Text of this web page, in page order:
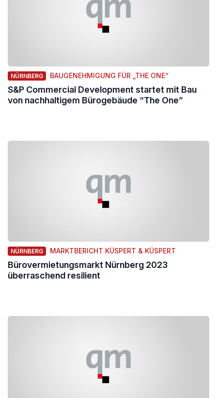
NÜRNBERG BAUGENEHMIGUNG FÜR „THE ONE“
S&P Commercial Development startet mit Bau
von nachhaltigem Bürogebäude “The One”
NÜRNBERG MARKTBERICHT KÜSPERT & KÜSPERT
Bürovermietungsmarkt Nürnberg 2023
überraschend resilient